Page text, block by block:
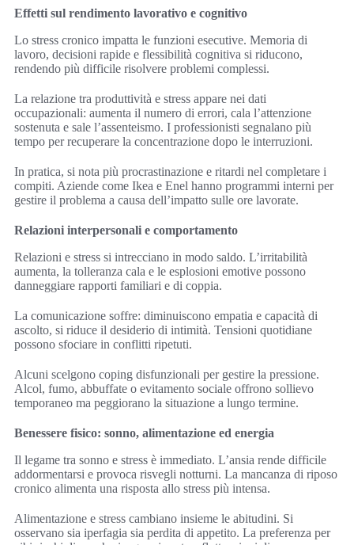
Effetti sul rendimento lavorativo e cognitivo
Lo stress cronico impatta le funzioni esecutive. Memoria di
lavoro, decisioni rapide e flessibilità cognitiva si riducono,
rendendo più difficile risolvere problemi complessi.
La relazione tra produttività e stress appare nei dati
occupazionali: aumenta il numero di errori, cala l’attenzione
sostenuta e sale l’assenteismo. I professionisti segnalano più
tempo per recuperare la concentrazione dopo le interruzioni.
In pratica, si nota più procrastinazione e ritardi nel completare i
compiti. Aziende come Ikea e Enel hanno programmi interni per
gestire il problema a causa dell’impatto sulle ore lavorate.
Relazioni interpersonali e comportamento
Relazioni e stress si intrecciano in modo saldo. L’irritabilità
aumenta, la tolleranza cala e le esplosioni emotive possono
danneggiare rapporti familiari e di coppia.
La comunicazione soffre: diminuiscono empatia e capacità di
ascolto, si riduce il desiderio di intimità. Tensioni quotidiane
possono sfociare in conflitti ripetuti.
Alcuni scelgono coping disfunzionali per gestire la pressione.
Alcol, fumo, abbuffate o evitamento sociale offrono sollievo
temporaneo ma peggiorano la situazione a lungo termine.
Benessere fisico: sonno, alimentazione ed energia
Il legame tra sonno e stress è immediato. L’ansia rende difficile
addormentarsi e provoca risvegli notturni. La mancanza di riposo
cronico alimenta una risposta allo stress più intensa.
Alimentazione e stress cambiano insieme le abitudini. Si
osservano sia iperfagia sia perdita di appetito. La preferenza per